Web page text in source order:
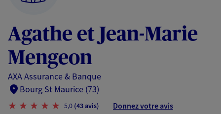
Agathe et Jean-Marie
Mengeon
AXA Assurance & Banque
Bourg St Maurice (73)
5,0 (43 avis) Donnez votre avis